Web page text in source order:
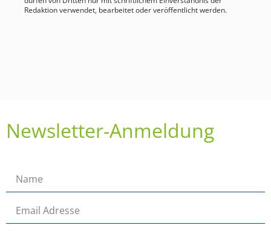
Redaktion verwendet, bearbeitet oder veröffentlicht werden.
Newsletter-Anmeldung